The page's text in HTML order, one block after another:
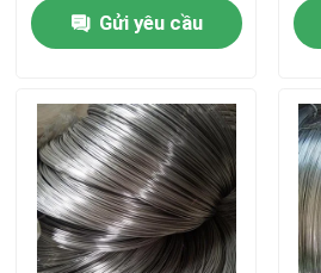
Các sản phẩm
Về chúng tôi
Gửi yêu cầu